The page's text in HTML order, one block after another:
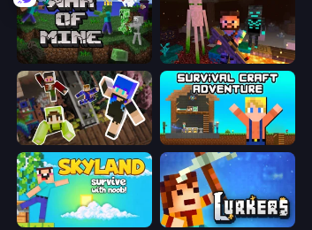
War of Mine ZombieCraft
Only Up Craft Survival Craft Adventure
Skyland Survive With Noob! Lurkers.io